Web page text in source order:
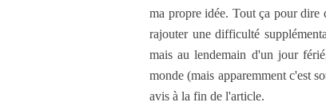
ma propre idée. Tout ça pour dire
rajouter une difficulté
mais au lendemain d'un jour
monde (mais apparemment c'est
avis à la fin de l'article.